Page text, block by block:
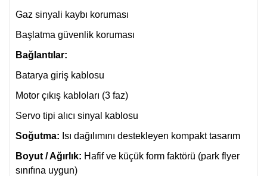
Gaz sinyali kaybı koruması
Başlatma güvenlik koruması
Bağlantılar:
Batarya giriş kablosu
Motor çıkış kabloları (3 faz)
Servo tipi alıcı sinyal kablosu
Soğutma: Isı dağılımını destekleyen kompakt tasarım
Boyut / Ağırlık: Hafif ve küçük form faktörü (park flyer
sınıfına uygun)